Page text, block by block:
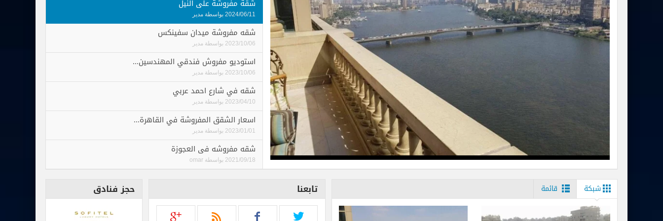
شقة مفروشة على النيل
2024/06/11 بواسطة مدير
شقه مفروشة ميدان سفينكس
2023/10/06 بواسطة مدير
استوديو مفروش فندقي المهندسين...
2023/10/06 بواسطة مدير
شقه في شارع احمد عربي
2023/04/10 بواسطة مدير
اسعار الشقق المفروشة في القاهرة...
2023/01/01 بواسطة مدير
شقه مفروشه فى العجوزة
2021/09/18 بواسطة omar
شبكة قائمة حجز فنادق تابعنا